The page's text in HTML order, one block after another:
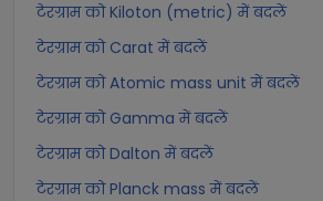
टेरग्राम को Kiloton (metric) में बदलें
टेरग्राम को Carat में बदलें
टेरग्राम को Atomic mass unit में बदलें
टेरग्राम को Gamma में बदलें
टेरग्राम को Dalton में बदलें
टेरग्राम को Planck mass में बदलें